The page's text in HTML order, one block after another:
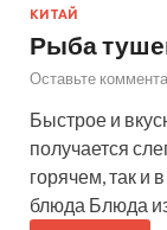
КИТАЙ
Рыба
Оставьте
Быстрое и
получается
горячем, так и
блюда Блюда